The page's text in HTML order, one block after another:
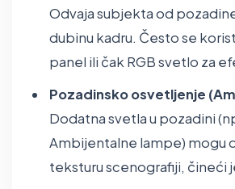
Odvaja subjekta od
dubinu kadru. Često se
panel ili čak RGB svetlo za
Pozadinsko osvetljenje
Dodatna svetla u pozadini
Ambijentalne lampe) mogu
teksturu scenografiji, čineći